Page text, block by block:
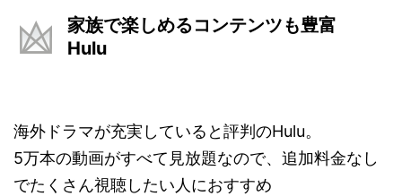
家族で楽しめるコンテンツも豊富
Hulu
海外ドラマが充実していると評判のHulu。
5万本の動画がすべて見放題なので、追加料金なし
でたくさん視聴したい人におすすめ